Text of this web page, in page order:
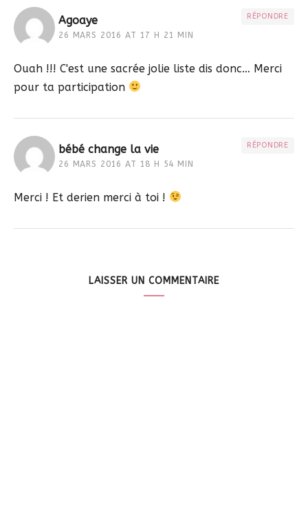
Agoaye
26 MARS 2016 AT 17 H 21 MIN
RÉPONDRE
Ouah !!! C'est une sacrée jolie liste dis donc… Merci
pour ta participation
bébé change la vie
26 MARS 2016 AT 18 H 54 MIN
RÉPONDRE
Merci ! Et derien merci à toi !
LAISSER UN COMMENTAIRE